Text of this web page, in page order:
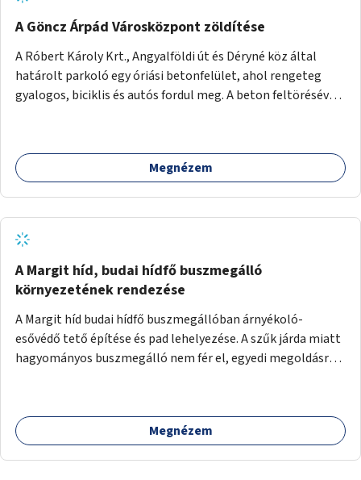
A Göncz Árpád Városközpont zöldítése
A Róbert Károly Krt., Angyalföldi út és Déryné köz által
határolt parkoló egy óriási betonfelület, ahol rengeteg
gyalogos, biciklis és autós fordul meg. A beton feltörésével,
menti járda és a parkoló közé kellene egy zöld sáv,
virágágyásokkal a meglévő fák alá, a lakóépület felőli két
Megnézem
A Margit híd, budai hídfő buszmegálló
környezetének rendezése
A Margit híd budai hídfő buszmegállóban árnyékoló-
esővédő tető építése és pad lehelyezése. A szűk járda miatt
hagyományos buszmegálló nem fér el, egyedi megoldásra
Megnézem